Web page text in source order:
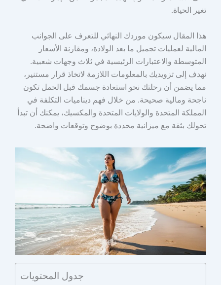
تغير الحياة.
هذا المقال سيكون موردك النهائي للتعرف على الجوانب
المالية لعمليات تجميل ما بعد الولادة، ومقارنة الأسعار
المتوسطة والاعتبارات الرئيسية في ثلاث وجهات شعبية.
نهدف إلى تزويديك بالمعلومات اللازمة لاتخاذ قرار مستنير،
مما يضمن أن رحلتك نحو استعادة جسمك قبل الحمل تكون
ناجحة ومالية صحيحة. من خلال فهم ديناميات التكلفة في
المملكة المتحدة والولايات المتحدة والمكسيك، يمكنك أن تبدأ
تحولك بثقة مع ميزانية محددة بوضوح وتوقعات واضحة.
جدول المحتويات